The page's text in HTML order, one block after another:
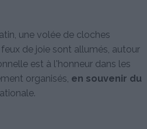
une volée de cloches
de joie sont allumés, autour
est à l'honneur dans les
organisés, en souvenir du